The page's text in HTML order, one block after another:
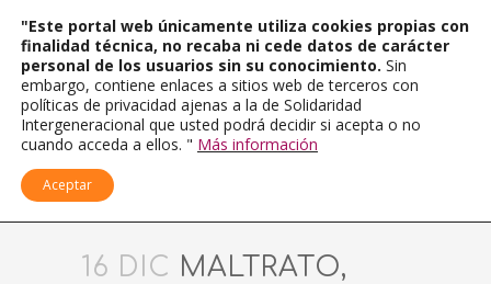
16 DIC MALTRATO,
"Este portal web únicamente utiliza cookies propias con
finalidad técnica, no recaba ni cede datos de carácter
personal de los usuarios sin su conocimiento. Sin
embargo, contiene enlaces a sitios web de terceros con
políticas de privacidad ajenas a la de Solidaridad
Intergeneracional que usted podrá decidir si acepta o no
cuando acceda a ellos. " Más información
Aceptar